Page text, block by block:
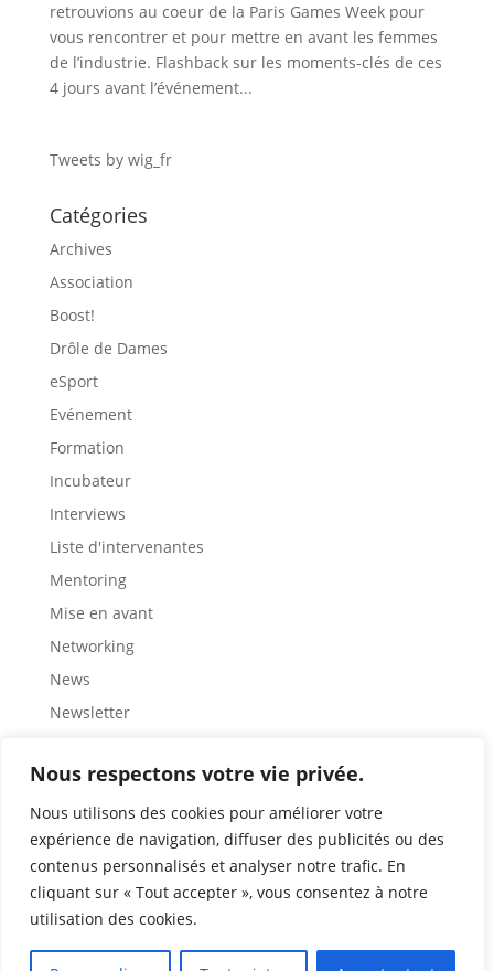
Nous respectons votre vie privée.
Nous utilisons des cookies pour améliorer votre
expérience de navigation, diffuser des publicités ou des
contenus personnalisés et analyser notre trafic. En
cliquant sur « Tout accepter », vous consentez à notre
utilisation des cookies.
retrouvions au coeur de la Paris Games Week pour
vous rencontrer et pour mettre en avant les femmes
de l’industrie. Flashback sur les moments-clés de ces
4 jours avant l’événement...
Tweets by wig_fr
Catégories
Archives
Association
Boost!
Drôle de Dames
eSport
Evénement
Formation
Incubateur
Interviews
Liste d'intervenantes
Mentoring
Mise en avant
Networking
News
Newsletter
Rencontre
Représentation
Ressources
Retour d'expérience
Role modèles